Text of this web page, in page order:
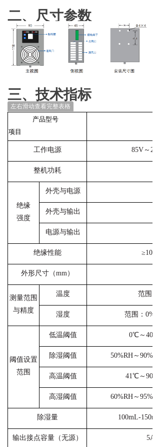
二、尺寸参数
三、技术指标
左右滑动查看完整表格
产品型号
项目
工作电源 85V～
整机功耗
绝缘
强度
外壳与电源
外壳与输出
电源与输出
绝缘性能
外形尺寸（mm）
测量范围
与精度
温度 范围
湿度 范围：
阈值设置
范围
低温阈值 0℃～40℃
除湿阈值 50%RH～
高温阈值 41℃～90℃
高湿阈值 60%RH～
除湿量 100mL-
输出接点容量（无源） 5A